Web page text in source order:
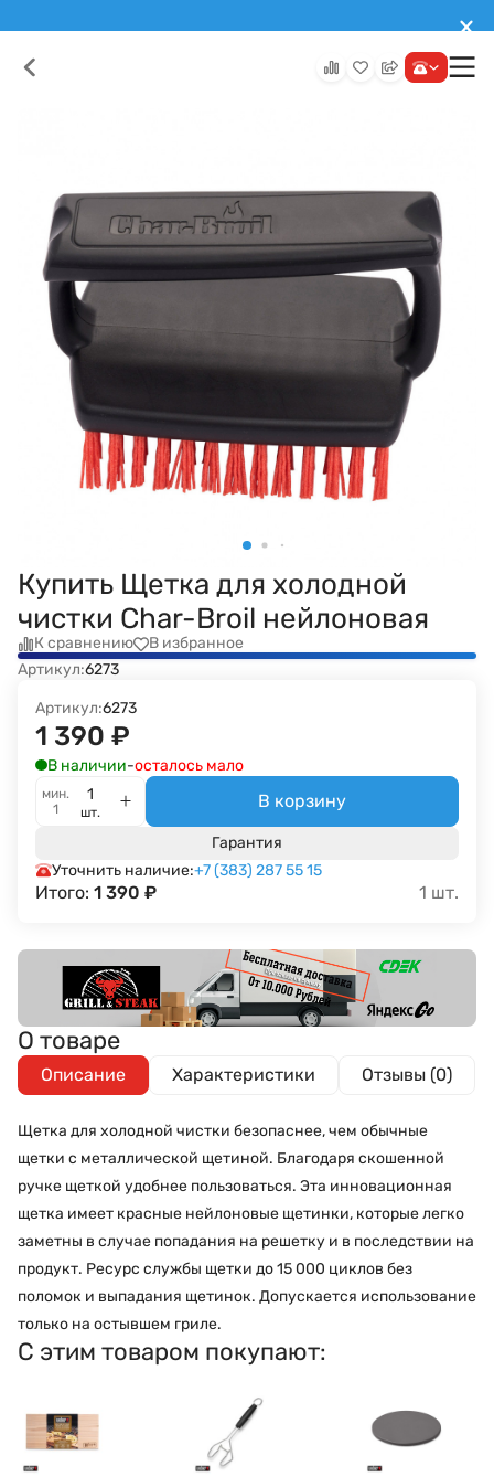
Купить Щетка для холодной
чистки Char-Broil нейлоновая
К сравнению
В избранное
Артикул:6273
Артикул:6273
1 390 ₽
В наличии-осталось мало
мин.
1
шт.
В корзину
Гарантия
Уточнить наличие:+7 (383) 287 55 15
Итого: 1 390 ₽ 1 шт.
О товаре
Описание Характеристики Отзывы (0)
Щетка для холодной чистки безопаснее, чем обычные
щетки с металлической щетиной. Благодаря скошенной
ручке щеткой удобнее пользоваться. Эта инновационная
щетка имеет красные нейлоновые щетинки, которые легко
заметны в случае попадания на решетку и в последствии на
продукт. Ресурс службы щетки до 15 000 циклов без
поломок и выпадания щетинок. Допускается использование
только на остывшем гриле.
С этим товаром покупают: